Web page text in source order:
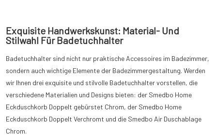
Exquisite Handwerkskunst: Material- Und
Stilwahl Für Badetuchhalter
Badetuchhalter sind nicht nur praktische Accessoires im Badezimmer,
sondern auch wichtige Elemente der Badezimmergestaltung. Werden
wir Ihnen drei exquisite und stilvolle Badetuchhalter vorstellen, die
verschiedene Materialien und Designs bieten: der Smedbo Home
Eckduschkorb Doppelt gebürstet Chrom, der Smedbo Home
Eckduschkorb Doppelt Verchromt und die Smedbo Air Duschablage
Chrom.